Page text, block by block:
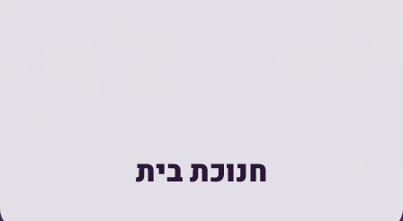
חנוכת בית